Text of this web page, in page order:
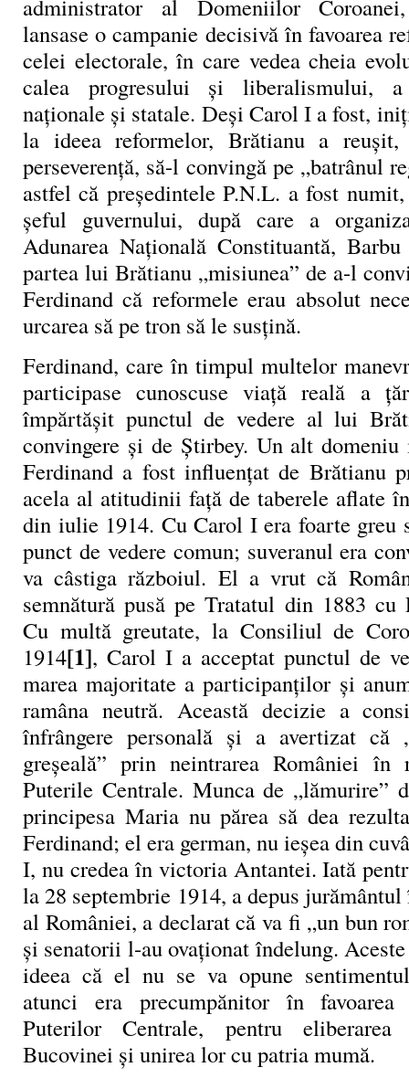
administrator al Domeniilor
lansase o campanie decisivă în favoarea
celei electorale, în care vedea cheia
calea progresului și liberalismului,
naționale și statale. Deși Carol I a fost,
la ideea reformelor, Brătianu a
perseverență, să-l convingă pe „batrânul
astfel că președintele P.N.L. a fost
șeful guvernului, după care a
Adunarea Națională Constituantă,
partea lui Brătianu „misiunea” de a-l
Ferdinand că reformele erau absolut
urcarea să pe tron să le susțină.
Ferdinand, care în timpul multelor
participase cunoscuse viață reală a
împărtăşit punctul de vedere al lui
convingere și de Știrbey. Un alt
Ferdinand a fost influențat de Brătianu
acela al atitudinii față de taberele aflate
din iulie 1914. Cu Carol I era foarte greu
punct de vedere comun; suveranul era
va câstiga războiul. El a vrut că
semnătură pusă pe Tratatul din 1883 cu
Cu multă greutate, la Consiliul de
1914[1], Carol I a acceptat punctul de
marea majoritate a participanților și
ramâna neutră. Această decizie a
înfrângere personală și a avertizat că
greșeală” prin neintrarea României în
Puterile Centrale. Munca de „lămurire”
principesa Maria nu părea să dea
Ferdinand; el era german, nu ieșea din
I, nu credea în victoria Antantei. Iată
la 28 septembrie 1914, a depus
al României, a declarat că va fi „un bun
și senatorii l-au ovaționat îndelung.
ideea că el nu se va opune
atunci era precumpănitor în
Puterilor Centrale, pentru
Bucovinei și unirea lor cu patria mumă.